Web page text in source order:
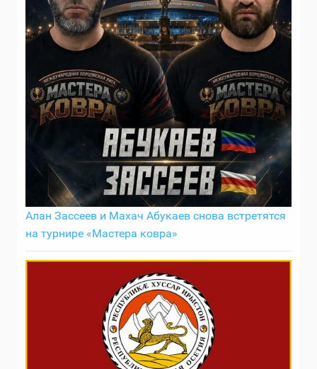
Алан Зассеев и Махач Абукаев снова встретятся
на турнире «Мастера ковра»